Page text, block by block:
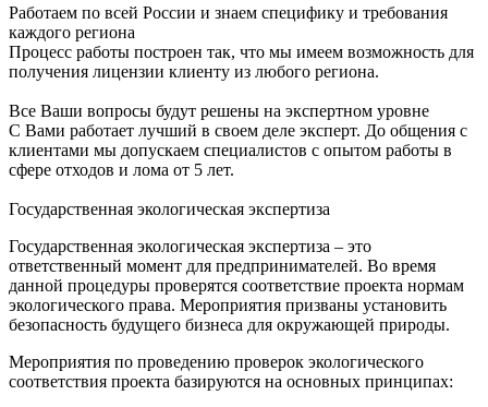
Работаем по всей России и знаем специфику и требования
каждого региона
Процесс работы построен так, что мы имеем возможность для
получения лицензии клиенту из любого региона.
Все Ваши вопросы будут решены на экспертном уровне
С Вами работает лучший в своем деле эксперт. До общения с
клиентами мы допускаем специалистов с опытом работы в
сфере отходов и лома от 5 лет.
Государственная экологическая экспертиза
Государственная экологическая экспертиза – это
ответственный момент для предпринимателей. Во время
данной процедуры проверятся соответствие проекта нормам
экологического права. Мероприятия призваны установить
безопасность будущего бизнеса для окружающей природы.
Мероприятия по проведению проверок экологического
соответствия проекта базируются на основных принципах: